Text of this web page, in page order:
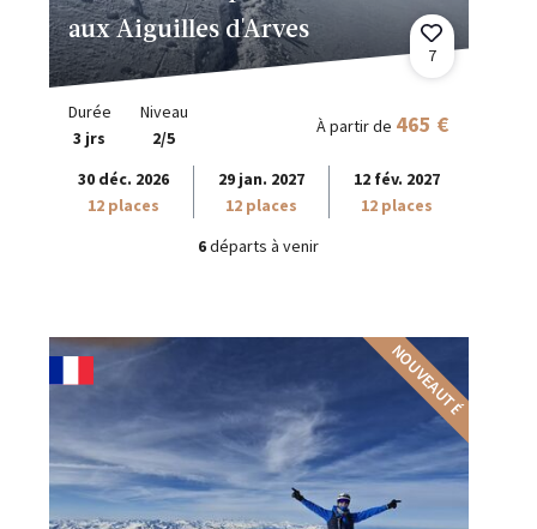
aux Aiguilles d'Arves
7
Durée
3 jrs
Niveau
2/5
À partir de 465 €
30 déc. 2026
12 places
29 jan. 2027
12 places
12 fév. 2027
12 places
6départs à venir
NOUVEAUTÉ